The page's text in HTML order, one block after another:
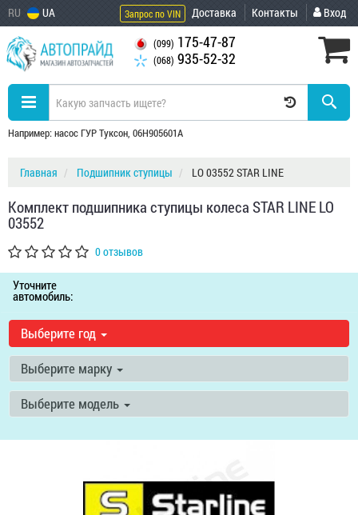
RU UA Запрос по VIN Доставка Контакты Вход
(099) 175-47-87
(068) 935-52-32
Например: насос ГУР Туксон, 06H905601A
Главная Подшипник ступицы LO 03552 STAR LINE
Комплект подшипника ступицы колеса STAR LINE LO
03552
0 отзывов
Уточните
автомобиль:
Выберите год
Выберите марку
Выберите модель